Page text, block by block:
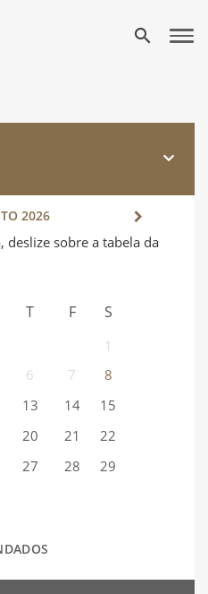
search
2026
T F S
1
6 7
8
13 14
15
20 21
22
27 28
29